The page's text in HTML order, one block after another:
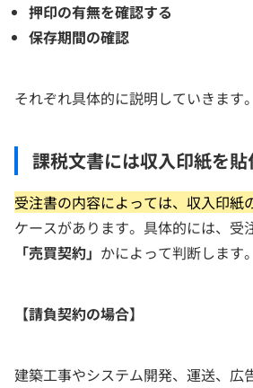
押印の有無を確認する
保存期間の確認
それぞれ具体的に説明していきます。
課税文書には収入印紙を貼
受注書の内容によっては、収入印紙
ケースがあります。具体的には、受
「売買契約」 かによって判断します。
【請負契約の場合】
建築工事やシステム開発、運送、広